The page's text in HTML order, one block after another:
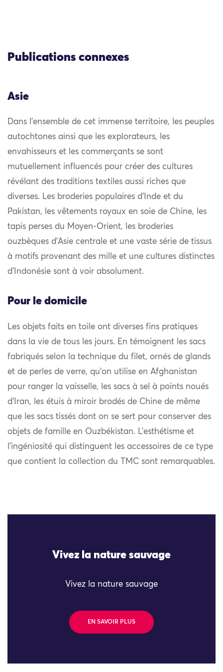
Publications connexes
Asie
Dans l’ensemble de cet immense territoire, les peuples
autochtones ainsi que les explorateurs, les
envahisseurs et les commerçants se sont
mutuellement influencés pour créer des cultures
révélant des traditions textiles aussi riches que
diverses. Les broderies populaires d’Inde et du
Pakistan, les vêtements royaux en soie de Chine, les
tapis perses du Moyen-Orient, les broderies
ouzbèques d’Asie centrale et une vaste série de tissus
à motifs provenant des mille et une cultures distinctes
d’Indonésie sont à voir absolument.
Pour le domicile
Les objets faits en toile ont diverses fins pratiques
dans la vie de tous les jours. En témoignent les sacs
fabriqués selon la technique du filet, ornés de glands
et de perles de verre, qu’on utilise en Afghanistan
pour ranger la vaisselle, les sacs à sel à points noués
d’Iran, les étuis à miroir brodés de Chine de même
que les sacs tissés dont on se sert pour conserver des
objets de famille en Ouzbékistan. L’esthétisme et
l’ingéniosité qui distinguent les accessoires de ce type
que contient la collection du TMC sont remarquables.
Vivez la nature sauvage
Vivez la nature sauvage
EN SAVOIR PLUS